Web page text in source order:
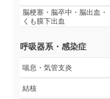
脳梗塞・脳卒中・脳出血・
くも膜下出血
呼吸器系・感染症
喘息・気管支炎
結核